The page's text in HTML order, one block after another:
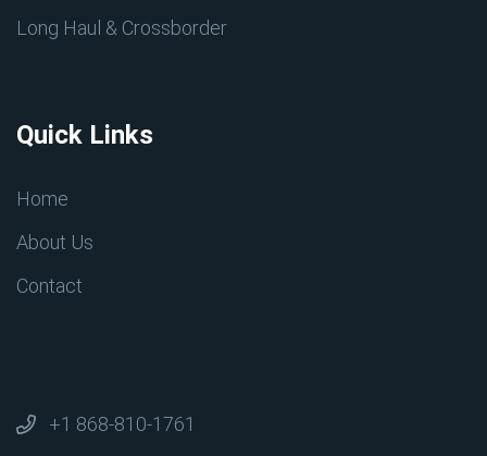
Long Haul & Crossborder
Quick Links
Home
About Us
Contact
+1 868-810-1761